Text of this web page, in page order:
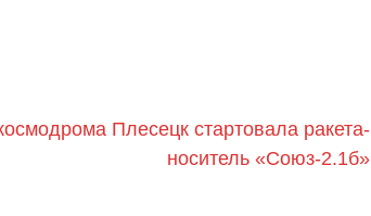
Плесецк стартовала ракета-
носитель «Союз-2.1б»